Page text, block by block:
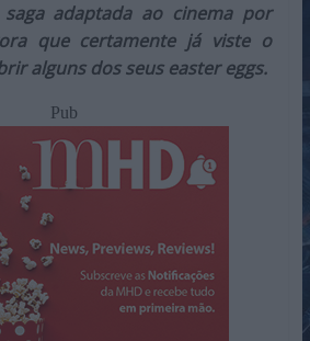
saga adaptada ao cinema por
que certamente já viste o
alguns dos seus easter eggs.
Pub